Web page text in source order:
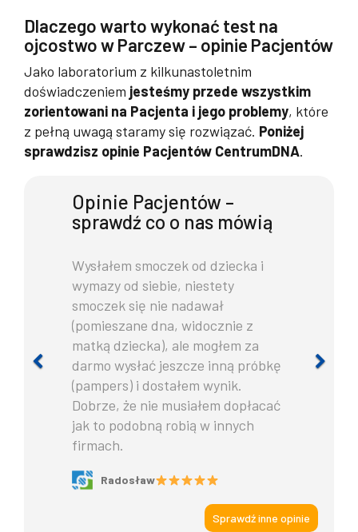
Dlaczego warto wykonać test na
ojcostwo w Parczew – opinie Pacjentów
Jako laboratorium z kilkunastoletnim
doświadczeniem jesteśmy przede wszystkim
zorientowani na Pacjenta i jego problemy, które
z pełną uwagą staramy się rozwiązać. Poniżej
sprawdzisz opinie Pacjentów CentrumDNA.
Opinie Pacjentów –
sprawdź co o nas mówią
Wysłałem smoczek od dziecka i
wymazy od siebie, niestety
smoczek się nie nadawał
(pomieszane dna, widocznie z
matką dziecka), ale mogłem za
darmo wysłać jeszcze inną próbkę
(pampers) i dostałem wynik.
Dobrze, że nie musiałem dopłacać
jak to podobną robią w innych
firmach.
Radosław
Sprawdź inne opinie
Previous